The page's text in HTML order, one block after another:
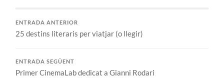
ENTRADA ANTERIOR
25 destins literaris per viatjar (o llegir)
ENTRADA SEGÜENT
Primer CinemaLab dedicat a Gianni Rodari